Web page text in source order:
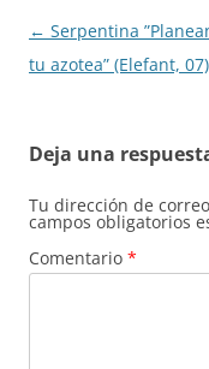
Navegación
de
← Serpentina
tu azotea” (Elefant, 07)
Deja una
Tu dirección de
campos obligatorios
Comentario *